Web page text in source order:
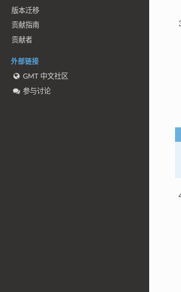
版本迁移
贡献指南
贡献者
外部链接
GMT 中文社区
参与讨论